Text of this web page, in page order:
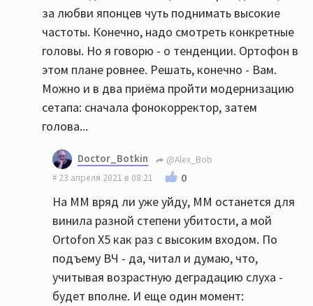
за любви японцев чуть поднимать высокие
частоты. Конечно, надо смотреть конкретные
головы. Но я говорю - о тенденции. Ортофон в
этом плане ровнее. Решать, конечно - Вам.
Можно и в два приёма пройти модернизацию
сетапа: сначала фонокорректор, затем
голова...
Doctor_Botkin
@Alex_Bob
23 апреля 2021 в 08:21
0
На ММ вряд ли уже уйду, ММ останется для
винила разной степени убитости, а мой
Ortofon X5 как раз с высоким входом. По
подъему ВЧ - да, читал и думаю, что,
учитывая возрастную деградацию слуха -
будет вполне. И еще один момент: